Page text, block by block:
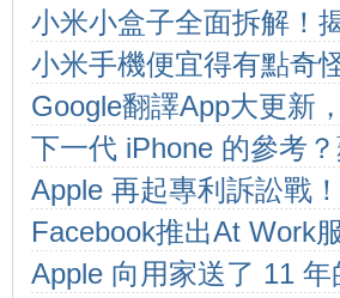
小米小盒子全面拆解！
小米手機便宜得有點奇
Google翻譯App大更新
下一代 iPhone 的參考
機！
Apple 再起專利訴訟戰
Facebook推出At Work
Apple 向用家送了 11